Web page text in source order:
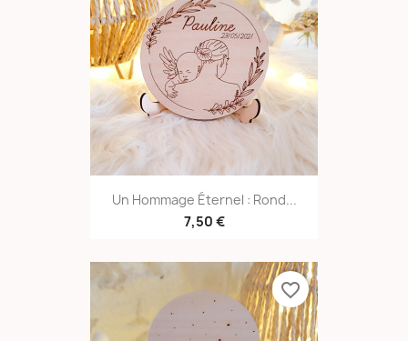
Un Hommage Éternel : Rond...
7,50 €
favorite_border